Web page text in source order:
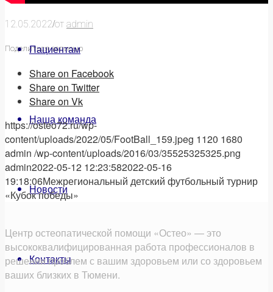
Пациентам
Наша команда
Новости
Контакты
12.05.2022/от admin
Поделиться записью
Share on Facebook
Share on Twitter
Share on Vk
https://osteo72.ru/wp-
content/uploads/2022/05/FootBall_159.jpeg 1120 1680
admin /wp-content/uploads/2016/03/35525325325.png
admin2022-05-12 12:23:582022-05-16
19:18:06Межрегиональный детский футбольный турнир
«Кубок победы»
Центр остеопатической помощи «Остео» — это
высококвалифицированная работа профессионалов в
решении проблем с вашим здоровьем или со здоровьем
ваших близких в Тюмени.